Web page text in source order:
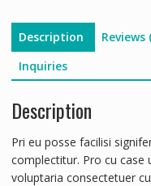
Description Reviews
Inquiries
Description
Pri eu posse facilisi
complectitur. Pro cu
voluptaria consectetuer